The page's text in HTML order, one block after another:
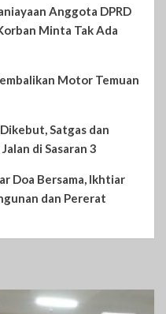
Anggota DPRD
Minta Tak Ada
Motor Temuan
Satgas dan
di Sasaran 3
Doa Bersama, Ikhtiar
dan Pererat